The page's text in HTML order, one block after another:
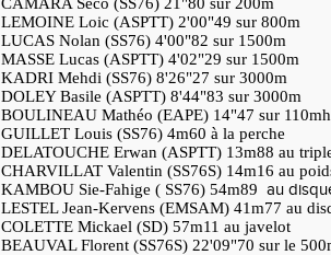
LEMOINE Loic (ASPTT) 2'00"49 sur 800m
LUCAS Nolan (SS76) 4'00"82 sur 1500m
MASSE Lucas (ASPTT) 4'02"29 sur 1500m
KADRI Mehdi (SS76) 8'26"27 sur 3000m
DOLEY Basile (ASPTT) 8'44"83 sur 3000m
BOULINEAU Mathéo (EAPE) 14"47 sur
GUILLET Louis (SS76) 4m60 à la perche
DELATOUCHE Erwan (ASPTT) 13m88 au
CHARVILLAT Valentin (SS76S) 14m16 au
KAMBOU Sie-Fahige ( SS76) 54m89 au
LESTEL Jean-Kervens (EMSAM) 41m77 au
COLETTE Mickael (SD) 57m11 au javelot
BEAUVAL Florent (SS76S) 22'09"70 sur le